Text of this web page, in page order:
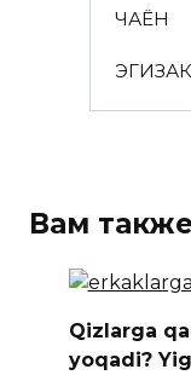
ЧАЁН
Вам
Qizlarga
yoqadi?